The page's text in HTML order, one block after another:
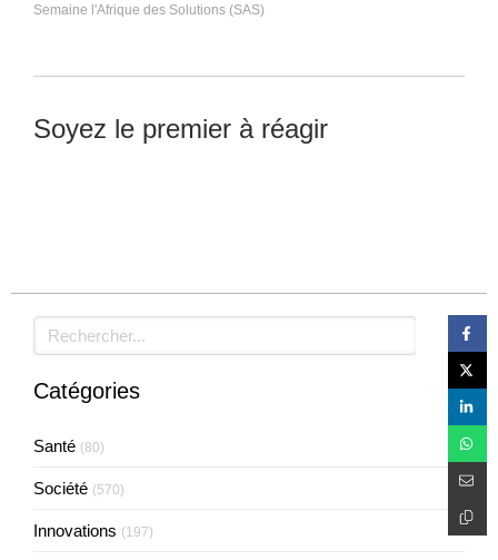
Semaine l'Afrique des Solutions (SAS)
Soyez le premier à réagir
Rechercher
Catégories
Santé (80)
Société (570)
Innovations (197)